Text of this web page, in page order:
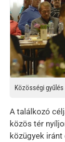
Közösségi
A találkozó
közös tér
közügyek